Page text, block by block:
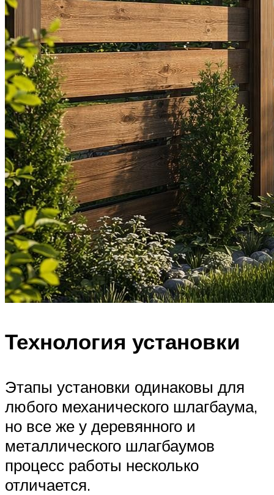
Технология установки
Этапы установки одинаковы для
любого механического шлагбаума,
но все же у деревянного и
металлического шлагбаумов
процесс работы несколько
отличается.